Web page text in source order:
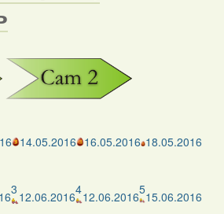
14.05.2016 16.05.2016 18.05.2016
3 12.06.2016412.06.2016515.06.2016